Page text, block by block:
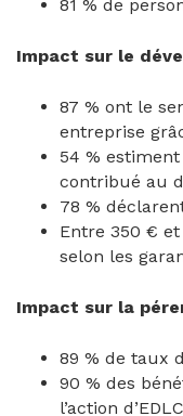
81 % de
Impact sur le
87 % ont le
entreprise
54 %
contribué au
78 %
Entre 350 € et
selon les
Impact sur la
89 % de taux
90 % des
l’action d’EDLC